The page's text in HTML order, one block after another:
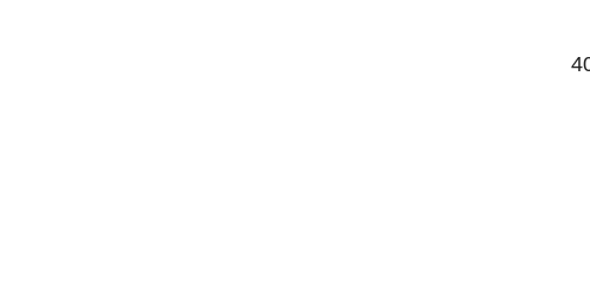
سعر المصنعية والدمغة بين 100 لـ 400